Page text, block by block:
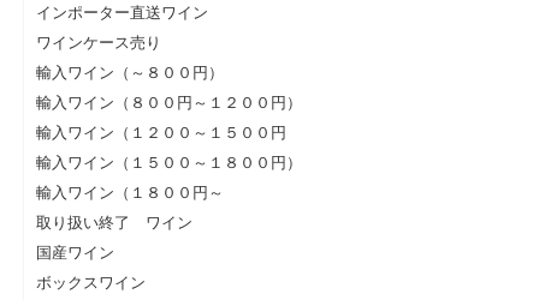
インポーター直送ワイン
ワインケース売り
輸入ワイン（～８００円）
輸入ワイン（８００円～１２００円）
輸入ワイン（１２００～１５００円
輸入ワイン（１５００～１８００円）
輸入ワイン（１８００円～
取り扱い終了 ワイン
国産ワイン
ボックスワイン